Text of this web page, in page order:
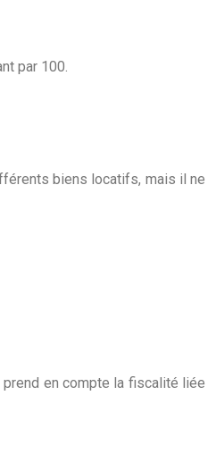
par 100.
biens locatifs, mais il ne
en compte la fiscalité liée